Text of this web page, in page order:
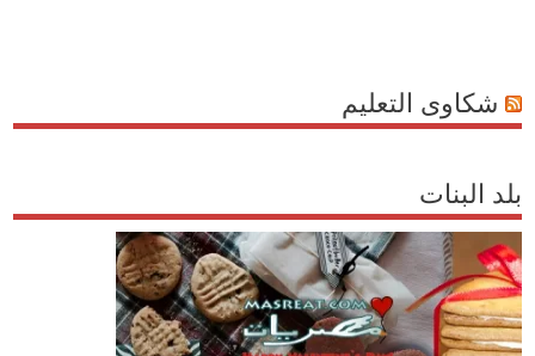
شكاوى التعليم
بلد البنات